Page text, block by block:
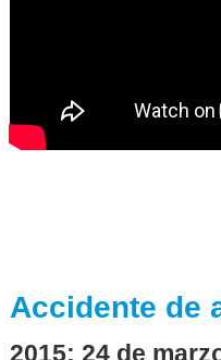
Accidente de
2015: 24 de